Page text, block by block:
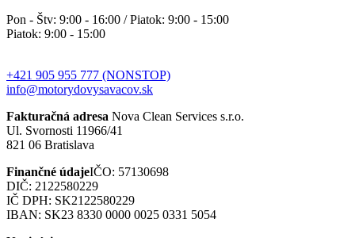
Pon - Štv: 9:00 - 16:00 / Piatok: 9:00 - 15:00
Piatok: 9:00 - 15:00
+421 905 955 777 (NONSTOP)
info@motorydovysavacov.sk
Fakturačná adresa Nova Clean Services s.r.o.
Ul. Svornosti 11966/41
821 06 Bratislava
Finančné údajeIČO: 57130698
DIČ: 2122580229
IČ DPH: SK2122580229
IBAN: SK23 8330 0000 0025 0331 5054